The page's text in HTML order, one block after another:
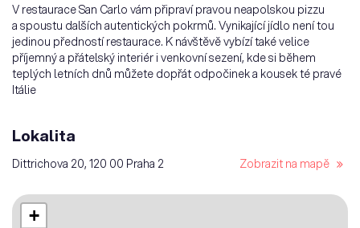
V restaurace San Carlo vám připraví pravou neapolskou pizzu
a spoustu dalších autentických pokrmů. Vynikající jídlo není tou
jedinou předností restaurace. K návštěvě vybízí také velice
příjemný a přátelský interiér i venkovní sezení, kde si během
teplých letních dnů můžete dopřát odpočinek a kousek té pravé
Itálie
Lokalita
Dittrichova 20, 120 00 Praha 2 Zobrazit na mapě
+